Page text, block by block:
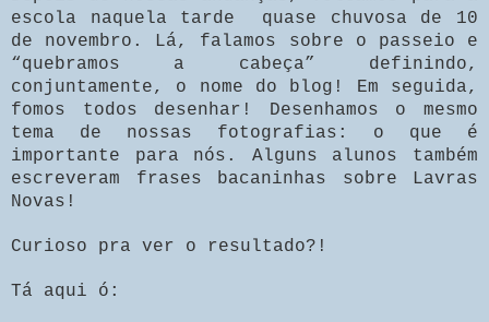
escola naquela tarde quase chuvosa de 10
de novembro. Lá, falamos sobre o passeio e
“quebramos a cabeça” definindo,
conjuntamente, o nome do blog! Em seguida,
fomos todos desenhar! Desenhamos o mesmo
tema de nossas fotografias: o que é
importante para nós. Alguns alunos também
escreveram frases bacaninhas sobre Lavras
Novas!
Curioso pra ver o resultado?!
Tá aqui ó: